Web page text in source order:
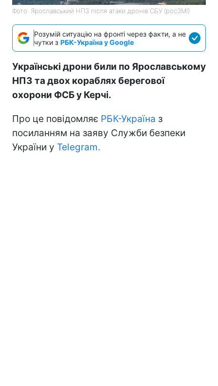
Фото: Ярославський НПЗ після атаки дронів СБУ (росЗМІ)
Розумій ситуацію на фронті через факти, а не
чутки з РБК-Україна у Google
Українські дрони били по Ярославському
НПЗ та двох кораблях берегової
охорони ФСБ у Керчі.
Про це повідомляє РБК-Україна з
посиланням на заяву Служби безпеки
України у Telegram.